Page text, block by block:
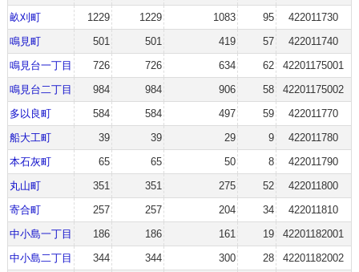
畝刈町
1229 1229 1083 95
422011730
鳴見町
501 501 419 57
422011740
鳴見台一丁目
726 726 634 62
42201175001
鳴見台二丁目
984 984 906 58
42201175002
多以良町
584 584 497 59
422011770
船大工町
39 39 29 9
422011780
本石灰町
65 65 50 8
422011790
丸山町
351 351 275 52
422011800
寄合町
257 257 204 34
422011810
中小島一丁目
186 186 161 19
42201182001
中小島二丁目
344 344 300 28
42201182002